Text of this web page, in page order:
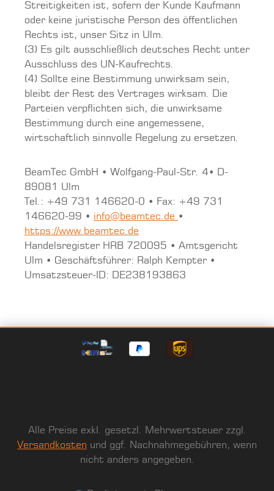
Streitigkeiten ist, sofern der Kunde Kaufmann
oder keine juristische Person des öffentlichen
Rechts ist, unser Sitz in Ulm.
(3) Es gilt ausschließlich deutsches Recht unter
Ausschluss des UN-Kaufrechts.
(4) Sollte eine Bestimmung unwirksam sein,
bleibt der Rest des Vertrages wirksam. Die
Parteien verpflichten sich, die unwirksame
Bestimmung durch eine angemessene,
wirtschaftlich sinnvolle Regelung zu ersetzen.
BeamTec GmbH • Wolfgang-Paul-Str. 4• D-
89081 Ulm
Tel.: +49 731 146620-0 • Fax: +49 731
146620-99 • info@beamtec.de •
https://www.beamtec.de
Handelsregister HRB 720095 • Amtsgericht
Ulm • Geschäftsführer: Ralph Kempter •
Umsatzsteuer-ID: DE238193863
Alle Preise exkl. gesetzl. Mehrwertsteuer zzgl.
Versandkosten und ggf. Nachnahmegebühren, wenn
nicht anders angegeben.